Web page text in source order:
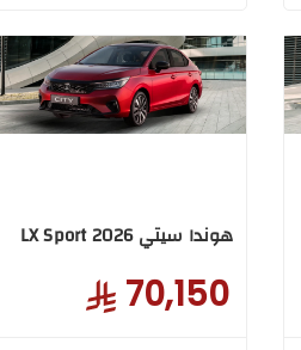
هوندا سيتي LX Sport 2026
70,150